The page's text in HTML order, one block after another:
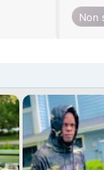
Non